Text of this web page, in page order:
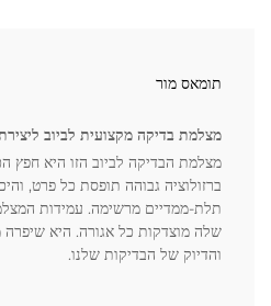
תומאס מור
מצלמת בדיקה מקצועית לביוב
מצלמת הבדיקה לביוב הזו היא
ברזולוציה גבוהה תופסת כל פרט,
תלת-ממדיים מרשימה. עמידות
שלה מוצדקות כל אגורה. היא
והדיוק של הבדיקות שלנו.